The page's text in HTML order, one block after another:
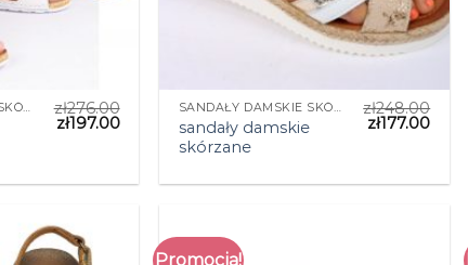
SANDAŁY DAMSKIE SKÓRZANE zł276.00
zł197.00
SANDAŁY DAMSKIE SKÓRZANE
sandały damskie
skórzane
zł248.00
zł177.00
Promocja!